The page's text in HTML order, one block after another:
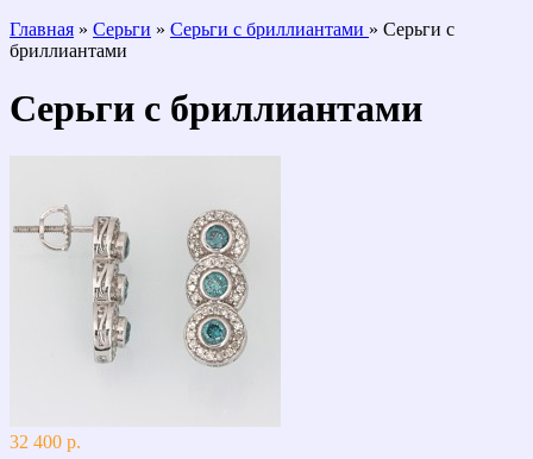
Главная » Серьги » Серьги с бриллиантами » Серьги с
бриллиантами
Серьги с бриллиантами
32 400 р.